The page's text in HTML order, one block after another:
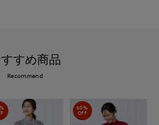
すめ商品
Recommend
60%
OFF